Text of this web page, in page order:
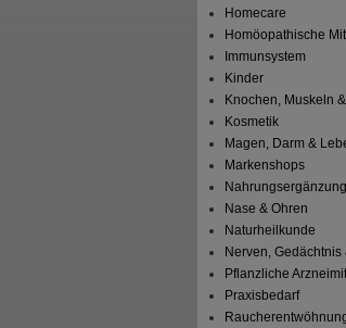
Homecare
Homöopathische
Immunsystem
Kinder
Knochen, Muskeln
Kosmetik
Magen, Darm &
Markenshops
Nahrungsergänzung
Nase & Ohren
Naturheilkunde
Nerven, Gedächtnis
Pflanzliche
Praxisbedarf